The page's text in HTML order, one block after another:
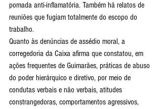
pomada anti-inflamatória. Também há relatos de
reuniões que fugiam totalmente do escopo do
trabalho.
Quanto às denúncias de assédio moral, a
corregedoria da Caixa afirma que constatou, em
ações frequentes de Guimarães, práticas de abuso
do poder hierárquico e diretivo, por meio de
condutas verbais e não verbais, atitudes
constrangedoras, comportamentos agressivos,